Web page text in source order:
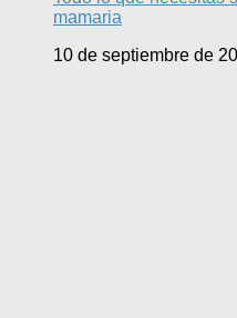
mamaria
10 de septiembre de